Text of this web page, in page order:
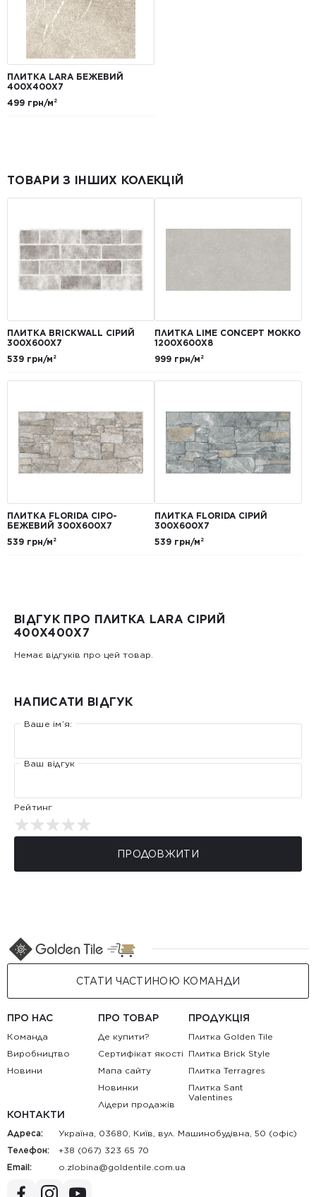
ПЛИТКА LARA БЕЖЕВИЙ
400Х400Х7
499 грн/м²
ТОВАРИ З ІНШИХ КОЛЕКЦІЙ
ПЛИТКА BRICKWALL СІРИЙ
300Х600Х7
539 грн/м²
ПЛИТКА LIME CONCEPT МОККО
1200Х600Х8
999 грн/м²
ПЛИТКА FLORIDA СІРО-
БЕЖЕВИЙ 300Х600Х7
539 грн/м²
ПЛИТКА FLORIDA СІРИЙ
300Х600Х7
539 грн/м²
ВІДГУК ПРО ПЛИТКА LARA СІРИЙ
400Х400X7
Немає відгуків про цей товар.
НАПИСАТИ ВІДГУК
Ваше ім’я:
Ваш відгук
Рейтинг
ПРОДОВЖИТИ
СТАТИ ЧАСТИНОЮ КОМАНДИ
ПРО НАС
Команда
Виробництво
Новини
ПРО ТОВАР
Де купити?
Сертифікат якості
Мапа сайту
Новинки
Лідери продажів
ПРОДУКЦІЯ
Плитка Golden Tile
Плитка Brick Style
Плитка Terragres
Плитка Sant
Valentines
КОНТАКТИ
Адреса:
Україна, 03680, Київ, вул. Машинобудівна, 50 (офіс)
Телефон:
+38 (067) 323 65 70
Email:
au.moc.elitnedlog@anibolz.o